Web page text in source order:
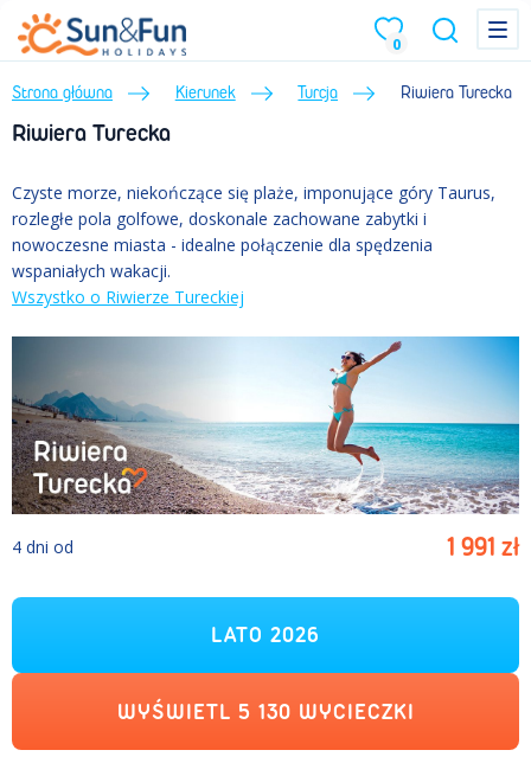
0
Menu Menu
Strona główna Kierunek Turcja Riwiera Turecka
Riwiera Turecka
Czyste morze, niekończące się plaże, imponujące góry Taurus,
rozległe pola golfowe, doskonale zachowane zabytki i
nowoczesne miasta - idealne połączenie dla spędzenia
wspaniałych wakacji.
Wszystko o Riwierze Tureckiej
4 dni od 1 991 zł
LATO 2026
WYŚWIETL 5 130 WYCIECZKI